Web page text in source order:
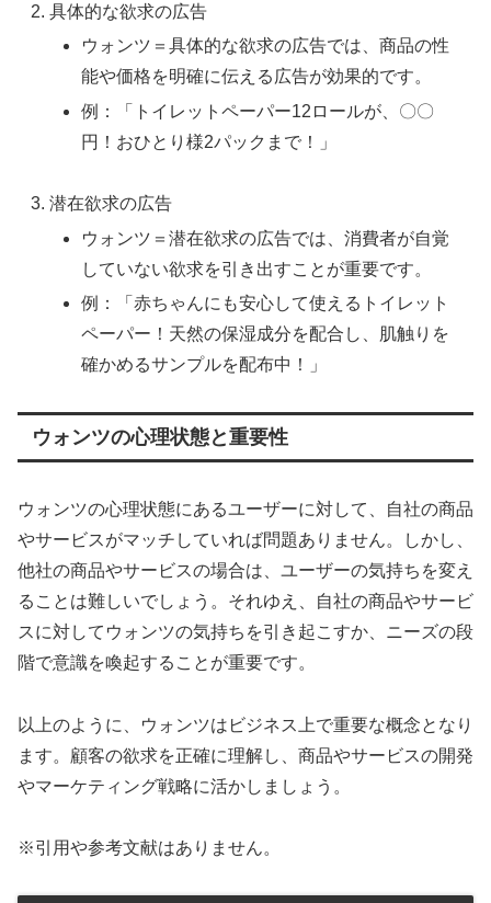
具体的な欲求の広告
ウォンツ＝具体的な欲求の広告では、商品の性
能や価格を明確に伝える広告が効果的です。
例：「トイレットペーパー12ロールが、〇〇
円！おひとり様2パックまで！」
潜在欲求の広告
ウォンツ＝潜在欲求の広告では、消費者が自覚
していない欲求を引き出すことが重要です。
例：「赤ちゃんにも安心して使えるトイレット
ペーパー！天然の保湿成分を配合し、肌触りを
確かめるサンプルを配布中！」
ウォンツの心理状態と重要性
ウォンツの心理状態にあるユーザーに対して、自社の商品
やサービスがマッチしていれば問題ありません。しかし、
他社の商品やサービスの場合は、ユーザーの気持ちを変え
ることは難しいでしょう。それゆえ、自社の商品やサービ
スに対してウォンツの気持ちを引き起こすか、ニーズの段
階で意識を喚起することが重要です。
以上のように、ウォンツはビジネス上で重要な概念となり
ます。顧客の欲求を正確に理解し、商品やサービスの開発
やマーケティング戦略に活かしましょう。
※引用や参考文献はありません。